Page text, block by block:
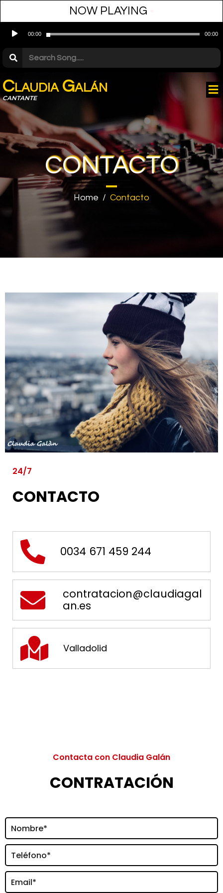
NOW PLAYING
Audio
Player00:00 00:00
Claudia Galán
CANTANTE
CONTACTO
Home / Contacto
24/7
CONTACTO
0034 671 459 244
contratacion@claudiagal
an.es
Valladolid
Contacta con Claudia Galán
CONTRATACIÓN